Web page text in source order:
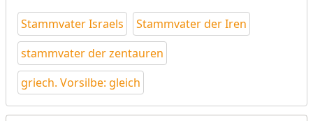
Stammvater Israels
Stammvater der Iren
stammvater der zentauren
griech. Vorsilbe: gleich